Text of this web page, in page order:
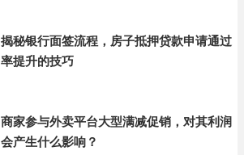
揭秘银行面签流程，房子抵押贷款申请通过
率提升的技巧
商家参与外卖平台大型满减促销，对其利润
会产生什么影响？